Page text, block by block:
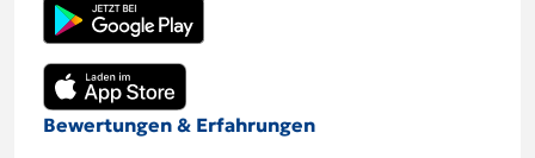
Bewertungen & Erfahrungen